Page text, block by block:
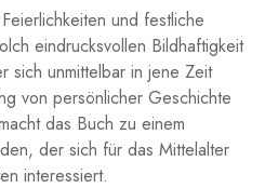
und festliche
eindrucksvollen Bildhaftigkeit⁣
sich unmittelbar⁣ in jene​ Zeit​
von persönlicher Geschichte
das Buch zu einem
der ⁢sich für das Mittelalter
interessiert.